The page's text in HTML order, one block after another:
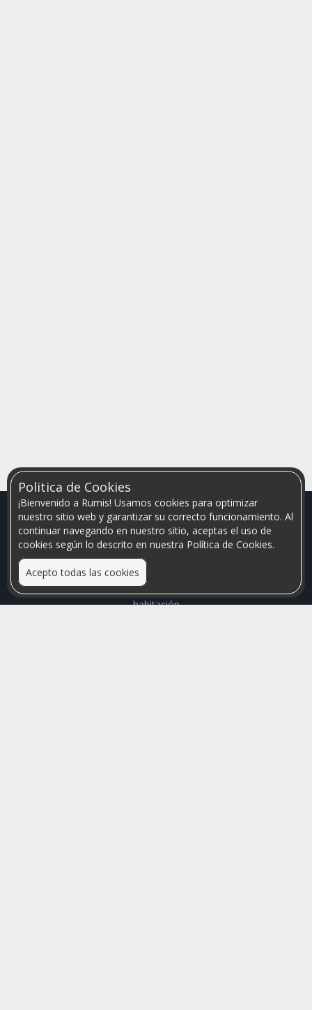
Politica de Cookies
¡Bienvenido a Rumis! Usamos cookies para optimizar
nuestro sitio web y garantizar su correcto funcionamiento. Al
continuar navegando en nuestro sitio, aceptas el uso de
cookies según lo descrito en nuestra Política de Cookies.
Acepto todas las cookies
Relacionamos personas que arriendan con las que buscan una
habitación